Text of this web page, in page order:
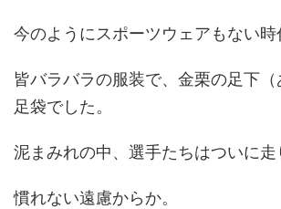
今のようにスポーツウェアもない時
皆バラバラの服装で、金栗の足下
足袋でした。
泥まみれの中、選手たちはついに走
慣れない遠慮からか。